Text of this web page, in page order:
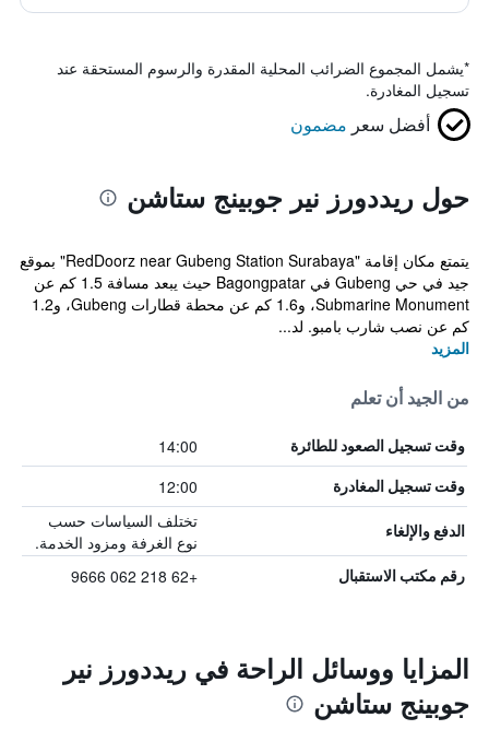
*يشمل المجموع الضرائب المحلية المقدرة والرسوم المستحقة عند
تسجيل المغادرة.
أفضل سعر مضمون
حول ريددورز نير جوبينج ستاشن
يتمتع مكان إقامة "RedDoorz near Gubeng Station Surabaya" بموقع
جيد في حي Gubeng في Bagongpatar حيث يبعد مسافة 1.5 كم عن
Submarine Monument، و1.6 كم عن محطة قطارات Gubeng، و1.2
كم عن نصب شارب بامبو. لد...
المزيد
من الجيد أن تعلم
وقت تسجيل الصعود للطائرة 14:00
وقت تسجيل المغادرة 12:00
الدفع والإلغاء
تختلف السياسات حسب
نوع الغرفة ومزود الخدمة.
رقم مكتب الاستقبال +62 218 062 9666
المزايا ووسائل الراحة في ريددورز نير
جوبينج ستاشن